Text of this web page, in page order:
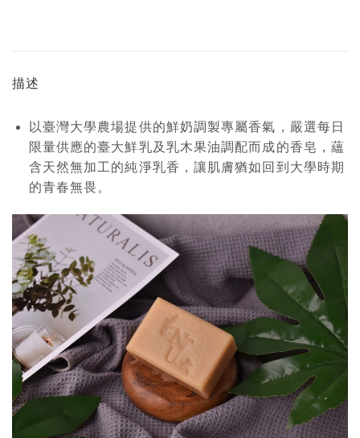
描述
以臺灣大學農場提供的鮮奶調製專屬香氣，嚴選每日
限量供應的臺大鮮乳及乳木果油調配而成的香皂，蘊
含天然無加工的純淨乳香，讓肌膚猶如回到大學時期
的青春無畏。